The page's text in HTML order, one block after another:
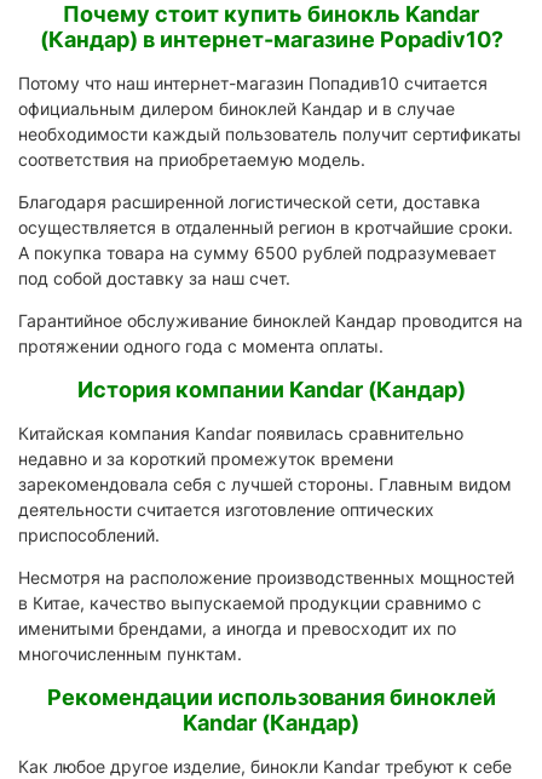
Почему стоит купить бинокль Kandar
(Кандар) в интернет-магазине Popadiv10?
Потому что наш интернет-магазин Попадив10 считается
официальным дилером биноклей Кандар и в случае
необходимости каждый пользователь получит сертификаты
соответствия на приобретаемую модель.
Благодаря расширенной логистической сети, доставка
осуществляется в отдаленный регион в кротчайшие сроки.
А покупка товара на сумму 6500 рублей подразумевает
под собой доставку за наш счет.
Гарантийное обслуживание биноклей Кандар проводится на
протяжении одного года с момента оплаты.
История компании Kandar (Кандар)
Китайская компания Kandar появилась сравнительно
недавно и за короткий промежуток времени
зарекомендовала себя с лучшей стороны. Главным видом
деятельности считается изготовление оптических
приспособлений.
Несмотря на расположение производственных мощностей
в Китае, качество выпускаемой продукции сравнимо с
именитыми брендами, а иногда и превосходит их по
многочисленным пунктам.
Рекомендации использования биноклей
Kandar (Кандар)
Как любое другое изделие, бинокли Kandar требуют к себе